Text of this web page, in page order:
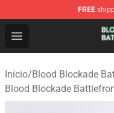
FREE
Open menu
Blood Blockade
Início/Blood Blockade
Blood Blockade